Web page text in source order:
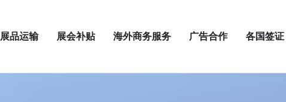
展品运输 展会补贴 海外商务服务 广告合作 各国签证